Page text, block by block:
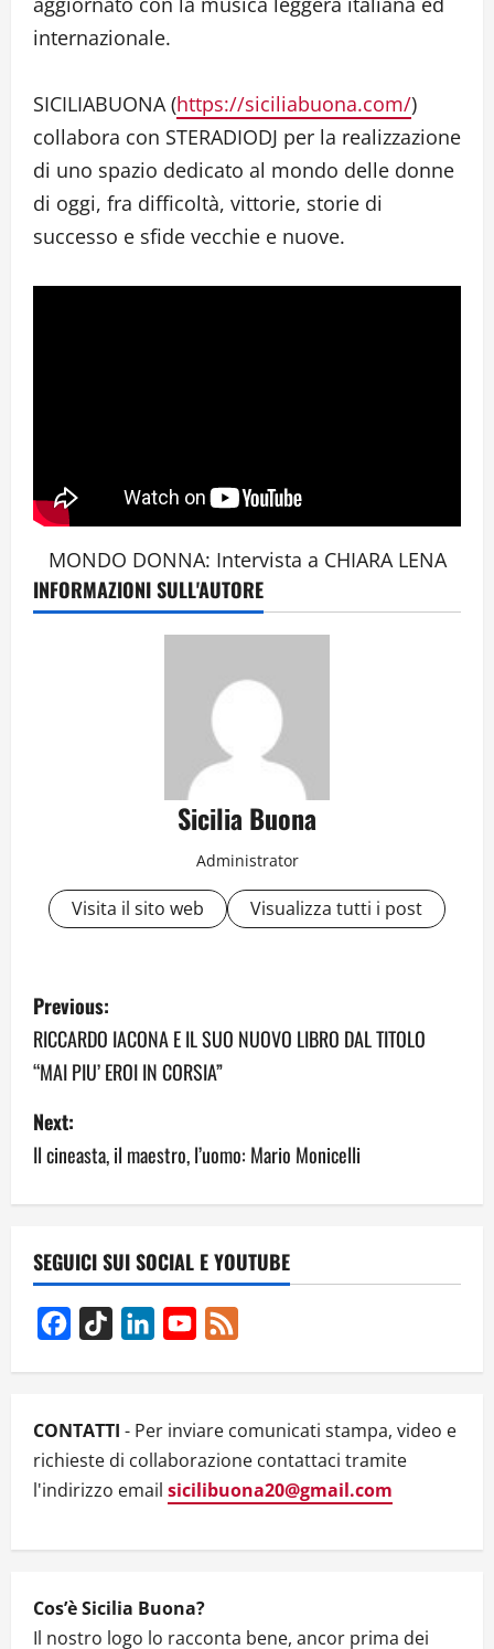
internazionale.
SICILIABUONA (https://siciliabuona.com/)
collabora con STERADIODJ per la realizzazione
di uno spazio dedicato al mondo delle donne
di oggi, fra difficoltà, vittorie, storie di
successo e sfide vecchie e nuove.
MONDO DONNA: Intervista a CHIARA LENA
INFORMAZIONI SULL'AUTORE
Sicilia Buona
Administrator
Visita il sito web Visualizza tutti i post
P
o
s
t
n
v
i
g
a
t
i
o
n
Previous:
RICCARDO IACONA E IL SUO NUOVO LIBRO DAL TITOLO
“MAI PIU’ EROI IN CORSIA”
Next:
Il cineasta, il maestro, l’uomo: Mario Monicelli
SEGUICI SUI SOCIAL E YOUTUBE
Facebook
TikTok LinkedInYouTube
CONTATTI - Per inviare comunicati stampa, video e
richieste di collaborazione contattaci tramite
l'indirizzo email sicilibuona20@gmail.com
Cos’è Sicilia Buona?
Il nostro logo lo racconta bene, ancor prima dei